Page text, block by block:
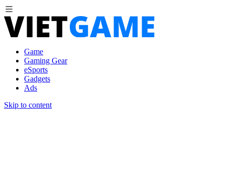
Game
Gaming Gear
eSports
Gadgets
Ads
Skip to content